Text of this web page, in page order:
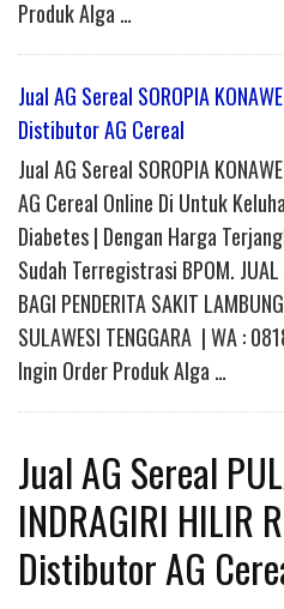
Produk Alga …
Jual AG Sereal SOROPIA
Distibutor AG Cereal
Jual AG Sereal SOROPIA
AG Cereal Online Di Untuk
Diabetes | Dengan Harga
Sudah Terregistrasi BPOM. JUAL
BAGI PENDERITA SAKIT
SULAWESI TENGGARA | WA :
Ingin Order Produk Alga …
Jual AG Sereal
INDRAGIRI HILIR
Distibutor AG